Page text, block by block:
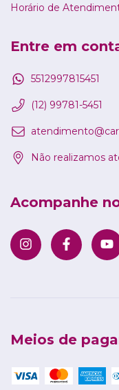
Horário de
Entre em
5512997815451
(12) 99781-5451
Não realizamos
Acompanhe
Meios de